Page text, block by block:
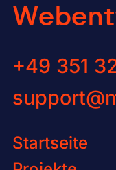
+49 351
Startseite